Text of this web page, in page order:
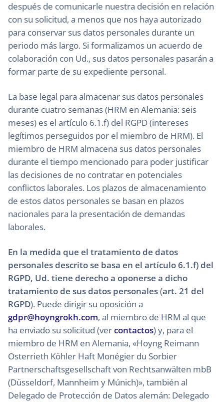
después de comunicarle nuestra decisión en relación
con su solicitud, a menos que nos haya autorizado
para conservar sus datos personales durante un
periodo más largo. Si formalizamos un acuerdo de
colaboración con Ud., sus datos personales pasarán a
formar parte de su expediente personal.
La base legal para almacenar sus datos personales
durante cuatro semanas (HRM en Alemania: seis
meses) es el artículo 6.1.f) del RGPD (intereses
legítimos perseguidos por el miembro de HRM). El
miembro de HRM almacena sus datos personales
durante el tiempo mencionado para poder justificar
las decisiones de no contratar en potenciales
conflictos laborales. Los plazos de almacenamiento
de estos datos personales se basan en plazos
nacionales para la presentación de demandas
laborales.
En la medida que el tratamiento de datos
personales descrito se basa en el artículo 6.1.f) del
RGPD, Ud. tiene derecho a oponerse a dicho
tratamiento de sus datos personales(art. 21 del
RGPD). Puede dirigir su oposición a
gdpr@hoyngrokh.com, al miembro de HRM al que
ha enviado su solicitud (vercontactos) y, para el
miembro de HRM en Alemania, «Hoyng Reimann
Osterrieth Köhler Haft Monégier du Sorbier
Partnerschaftsgesellschaft von Rechtsanwälten mbB
(Düsseldorf, Mannheim y Múnich)», también al
Delegado de Protección de Datos alemán: Delegado